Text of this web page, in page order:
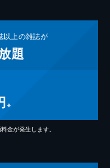
以上の雑誌が
題
※
金が発生します。